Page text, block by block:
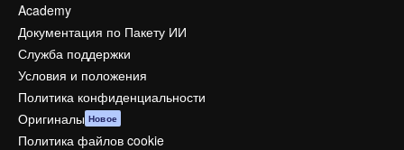
Academy
Документация по Пакету ИИ
Служба поддержки
Условия и положения
Политика конфиденциальности
Оригиналы Новое
Политика файлов cookie